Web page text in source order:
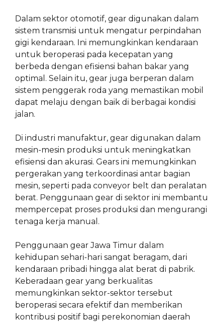
Dalam sektor otomotif, gear digunakan dalam
sistem transmisi untuk mengatur perpindahan
gigi kendaraan. Ini memungkinkan kendaraan
untuk beroperasi pada kecepatan yang
berbeda dengan efisiensi bahan bakar yang
optimal. Selain itu, gear juga berperan dalam
sistem penggerak roda yang memastikan mobil
dapat melaju dengan baik di berbagai kondisi
jalan.
Di industri manufaktur, gear digunakan dalam
mesin-mesin produksi untuk meningkatkan
efisiensi dan akurasi. Gears ini memungkinkan
pergerakan yang terkoordinasi antar bagian
mesin, seperti pada conveyor belt dan peralatan
berat. Penggunaan gear di sektor ini membantu
mempercepat proses produksi dan mengurangi
tenaga kerja manual.
Penggunaan gear Jawa Timur dalam
kehidupan sehari-hari sangat beragam, dari
kendaraan pribadi hingga alat berat di pabrik.
Keberadaan gear yang berkualitas
memungkinkan sektor-sektor tersebut
beroperasi secara efektif dan memberikan
kontribusi positif bagi perekonomian daerah